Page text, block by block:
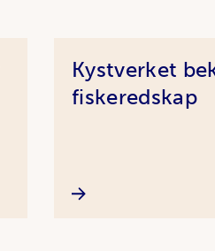
Kystverket
fiskeredskap